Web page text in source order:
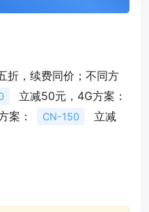
折，续费同价；不同方
立减50元，4G方案：
案： CN-150
立减